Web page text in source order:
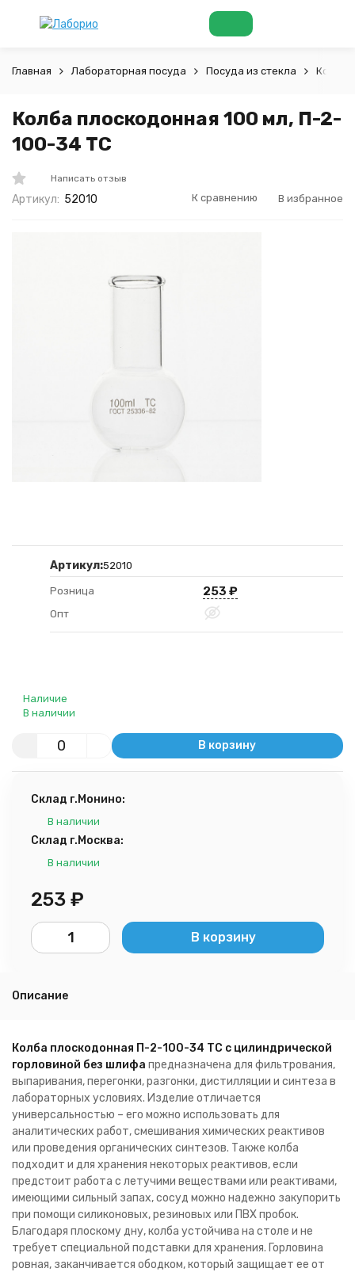
Главная Лабораторная посуда Посуда из стекла Колбы
Колба плоскодонная 100 мл, П-2-
100-34 ТС
Написать отзыв
Артикул: 52010 К сравнению В избранное
Артикул:52010
Розница 253 ₽
Опт
Наличие
В наличии
В корзину
Склад г.Монино:
В наличии
Склад г.Москва:
В наличии
253 ₽
В корзину
Описание
Колба плоскодонная П-2-100-34 ТС с цилиндрической
горловиной без шлифа предназначена для фильтрования,
выпаривания, перегонки, разгонки, дистилляции и синтеза в
лабораторных условиях. Изделие отличается
универсальностью – его можно использовать для
аналитических работ, смешивания химических реактивов
или проведения органических синтезов. Также колба
подходит и для хранения некоторых реактивов, если
предстоит работа с летучими веществами или реактивами,
имеющими сильный запах, сосуд можно надежно закупорить
при помощи силиконовых, резиновых или ПВХ пробок.
Благодаря плоскому дну, колба устойчива на столе и не
требует специальной подставки для хранения. Горловина
ровная, заканчивается ободком, который защищает ее от